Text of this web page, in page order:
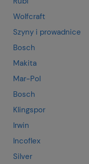
Wolfcraft
Szyny i prowadnice
Bosch
Makita
Mar-Pol
Bosch
Klingspor
Irwin
Incoflex
Silver